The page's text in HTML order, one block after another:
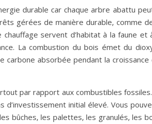
durable car chaque arbre abattu
gérées de manière durable, comme
servent d’habitat à la faune
La combustion du bois émet du
absorbée pendant la
par rapport aux combustibles
d’investissement initial élevé. Vous
bûches, les palettes, les granulés, les